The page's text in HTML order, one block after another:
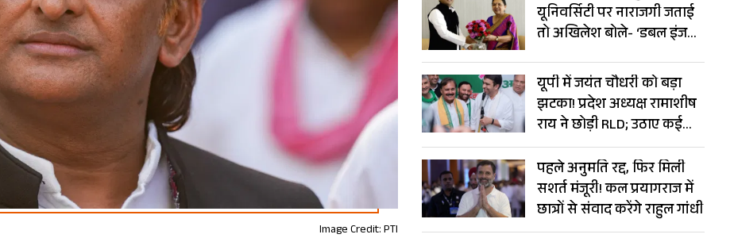
Image Credit: PTI
यूनिवर्सिटी पर नाराजगी जताई
तो अखिलेश बोले- ‘डबल इंजन’
यूपी में जयंत चौधरी को बड़ा
झटका! प्रदेश अध्यक्ष रामाशीष
राय ने छोड़ी RLD; उठाए कई
सवाल
पहले अनुमति रद्द, फिर मिली
सशर्त मंजूरी! कल प्रयागराज में
छात्रों से संवाद करेंगे राहुल गांधी